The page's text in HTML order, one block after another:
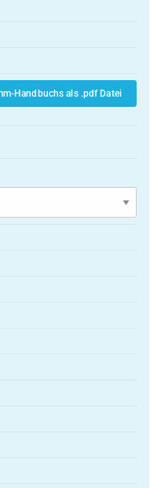
Handbuchs als .pdf Datei